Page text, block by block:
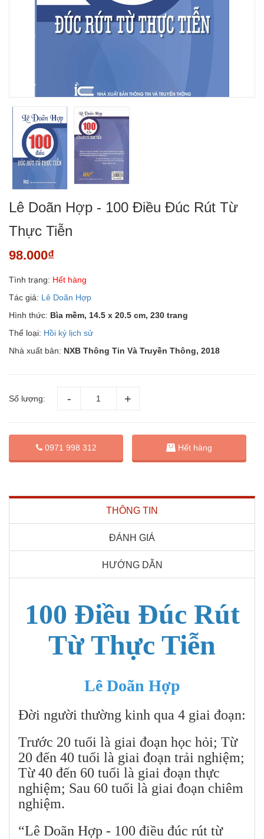
Lê Doãn Hợp - 100 Điều Đúc Rút Từ
Thực Tiễn
98.000₫
Tình trạng: Hết hàng
Tác giả: Lê Doãn Hợp
Hình thức: Bìa mềm, 14.5 x 20.5 cm, 230 trang
Thể loại: Hồi ký lịch sử
Nhà xuất bản: NXB Thông Tin Và Truyền Thông, 2018
Số lượng:
0971 998 312 Hết hàng
THÔNG TIN
ĐÁNH GIÁ
HƯỚNG DẪN
100 Điều Đúc Rút
Từ Thực Tiễn
Lê Doãn Hợp
Đời người thường kinh qua 4 giai đoạn:
Trước 20 tuổi là giai đoạn học hỏi; Từ
20 đến 40 tuổi là giai đoạn trải nghiệm;
Từ 40 đến 60 tuổi là giai đoạn thực
nghiệm; Sau 60 tuổi là giai đoạn chiêm
nghiệm.
“Lê Doãn Hợp - 100 điều đúc rút từ